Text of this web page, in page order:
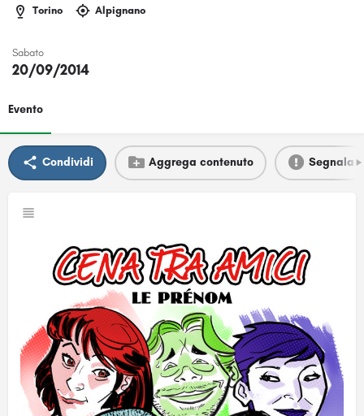
Torino Alpignano
Sabato
20/09/2014
Evento
Condividi Aggrega contenuto Segnala